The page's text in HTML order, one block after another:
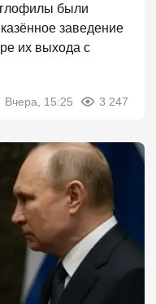
были
заведение
их выхода с
Вчера, 15:25 3 247